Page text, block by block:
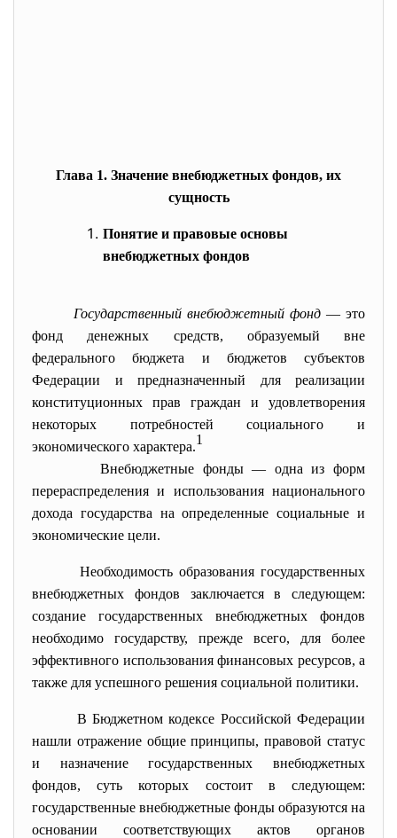
Глава 1. Значение внебюджетных фондов, их
сущность
Понятие и правовые основы
внебюджетных фондов
Государственный внебюджетный фонд — это
фонд денежных средств, образуемый вне
федерального бюджета и бюджетов субъектов
Федерации и предназначенный для реализации
конституционных прав граждан и удовлетворения
некоторых потребностей социального и
экономического характера.1
Внебюджетные фонды — одна из форм
перераспределения и использования национального
дохода государства на определенные социальные и
экономические цели.
Необходимость образования государственных
внебюджетных фондов заключается в следующем:
создание государственных внебюджетных фондов
необходимо государству, прежде всего, для более
эффективного использования финансовых ресурсов, а
также для успешного решения социальной политики.
В Бюджетном кодексе Российской Федерации
нашли отражение общие принципы, правовой статус
и назначение государственных внебюджетных
фондов, суть которых состоит в следующем:
государственные внебюджетные фонды образуются на
основании соответствующих актов органов